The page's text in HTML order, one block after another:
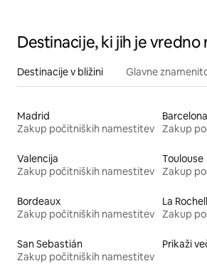
Destinacije, ki jih je vredno
Destinacije v bližini Glavne
Madrid
Zakup počitniških namestitev
Barcelona
Zakup
Valencija
Zakup počitniških namestitev
Toulouse
Zakup
Bordeaux
Zakup počitniških namestitev
La
Zakup
San Sebastián
Zakup počitniških namestitev
Prikaži